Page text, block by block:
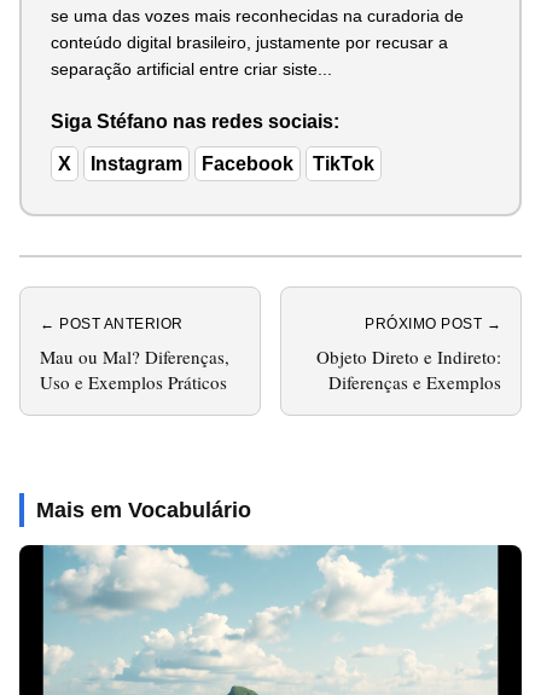
se uma das vozes mais reconhecidas na curadoria de
conteúdo digital brasileiro, justamente por recusar a
separação artificial entre criar siste...
Siga Stéfano nas redes sociais:
X Instagram Facebook TikTok
← POST ANTERIOR
Mau ou Mal? Diferenças,
Uso e Exemplos Práticos
PRÓXIMO POST →
Objeto Direto e Indireto:
Diferenças e Exemplos
Mais em Vocabulário